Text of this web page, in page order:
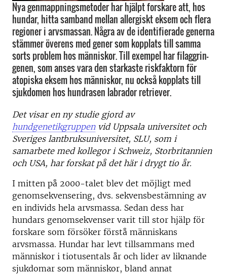
Nya genmappningsmetoder har hjälpt forskare att, hos
hundar, hitta samband mellan allergiskt eksem och flera
regioner i arvsmassan. Några av de identifierade generna
stämmer överens med gener som kopplats till samma
sorts problem hos människor. Till exempel har filaggrin-
genen, som anses vara den starkaste riskfaktorn för
atopiska eksem hos människor, nu också kopplats till
sjukdomen hos hundrasen labrador retriever.
Det visar en ny studie gjord av
hundgenetikgruppenvid Uppsala universitet och
Sveriges lantbruksuniversitet, SLU, som i
samarbete med kollegor i Schweiz, Storbritannien
och USA, har forskat på det här i drygt tio år.
I mitten på 2000-talet blev det möjligt med
genomsekvensering, dvs. sekvensbestämning av
en individs hela arvsmassa. Sedan dess har
hundars genomsekvenser varit till stor hjälp för
forskare som försöker förstå människans
arvsmassa. Hundar har levt tillsammans med
människor i tiotusentals år och lider av liknande
sjukdomar som människor, bland annat